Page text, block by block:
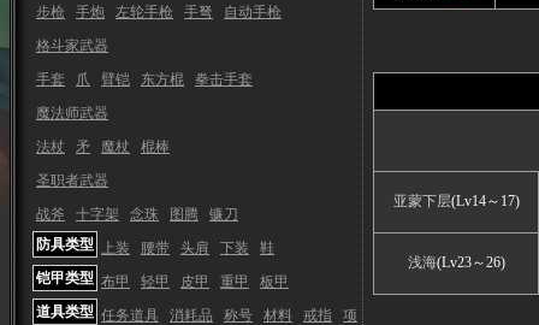
步枪
手炮 左轮手枪 手弩
自动手枪
格斗家武器
手套
爪 臂铠 东方棍
拳击手套
魔法师武器
法杖
矛 魔杖
棍棒
圣职者武器
战斧
十字架 念珠 图腾
镰刀
防具类型 上装 腰带 头肩 下装
鞋
铠甲类型 布甲 轻甲 皮甲 重甲
板甲
道具类型 任务道具 消耗品 称号 材料 戒指
项
亚蒙下层(Lv14～17)
浅海(Lv23～26)